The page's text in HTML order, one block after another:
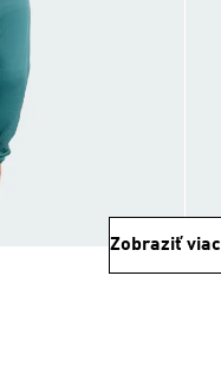
Zobraziť viac